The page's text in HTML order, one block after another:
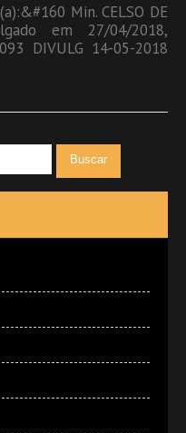
Min. CELSO DE
em 27/04/2018,
093 DIVULG 14-05-2018